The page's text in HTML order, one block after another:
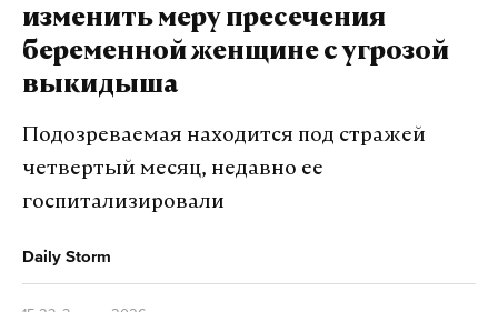
изменить меру пресечения
беременной женщине с угрозой
выкидыша
Подозреваемая находится под стражей
четвертый месяц, недавно ее
госпитализировали
Daily Storm